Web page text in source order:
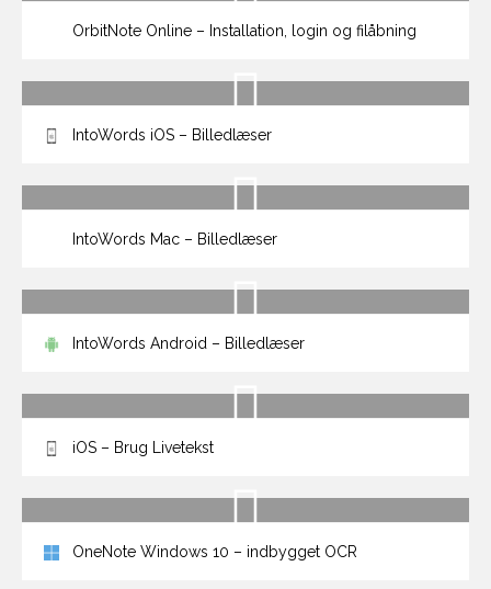
OrbitNote Online – Installation, login og filåbning
IntoWords iOS – Billedlæser
IntoWords Mac – Billedlæser
IntoWords Android – Billedlæser
iOS – Brug Livetekst
OneNote Windows 10 – indbygget OCR